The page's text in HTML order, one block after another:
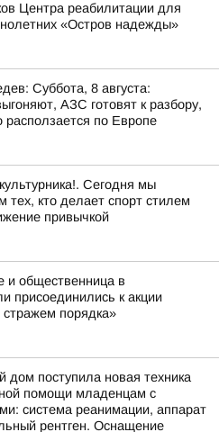
Центра реабилитации для
«Остров надежды»
Суббота, 8 августа:
АЗС готовят к разбору,
расползается по Европе
Сегодня мы
тех, кто делает спорт стилем
привычкой
и общественница в
присоединились к акции
стражем порядка»
дом поступила новая техника
помощи младенцам с
система реанимации, аппарат
рентген. Оснащение